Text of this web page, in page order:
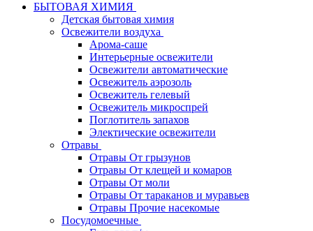
БЫТОВАЯ ХИМИЯ
Детская бытовая химия
Освежители воздуха
Арома-саше
Интерьерные освежители
Освежители автоматические
Освежитель аэрозоль
Освежитель гелевый
Освежитель микроспрей
Поглотитель запахов
Электические освежители
Отравы
Отравы От грызунов
Отравы От клещей и комаров
Отравы От моли
Отравы От тараканов и муравьев
Отравы Прочие насекомые
Посудомоечные